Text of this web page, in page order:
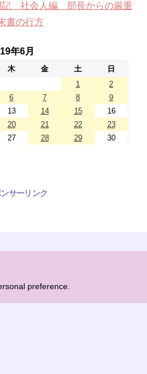
記 社会人編 部長からの厳重
書の行方
年6月
木 金 土
日
1
2
6 7 8
9
13 14 15
16
20 21 22
23
27 28 29 30
サーリンク
preference.